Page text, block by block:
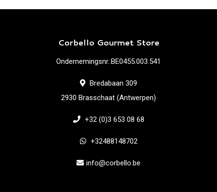
Corbello Gourmet Store
Ondernemingsnr.:BE0455.003.541
Bredabaan 309
2930 Brasschaat (Antwerpen)
+32 (0)3 653 08 68
+32488148702
info@corbello.be